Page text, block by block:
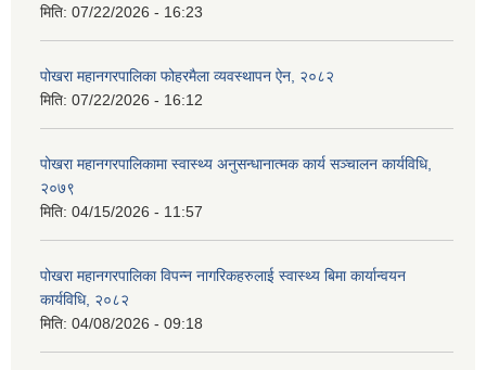
मिति: 07/22/2026 - 16:23
पोखरा महानगरपालिका फोहरमैला व्यवस्थापन ऐन, २०८२
मिति: 07/22/2026 - 16:12
पोखरा महानगरपालिकामा स्वास्थ्य अनुसन्धानात्मक कार्य सञ्चालन कार्यविधि,
२०७९
मिति: 04/15/2026 - 11:57
पोखरा महानगरपालिका विपन्न नागरिकहरुलाई स्वास्थ्य बिमा कार्यान्वयन
कार्यविधि, २०८२
मिति: 04/08/2026 - 09:18